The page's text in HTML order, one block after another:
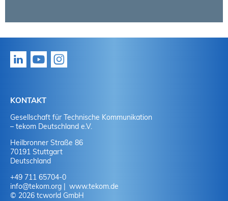
KONTAKT
Gesellschaft für Technische Kommunikation
– tekom Deutschland e.V.
Heilbronner Straße 86
70191 Stuttgart
Deutschland
+49 711 65704-0
info@tekom.org
www.tekom.de
© 2026 tcworld GmbH